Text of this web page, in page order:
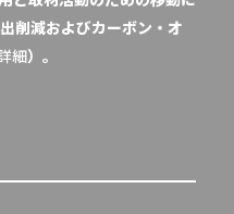
削減およびカーボン・オ
細）。